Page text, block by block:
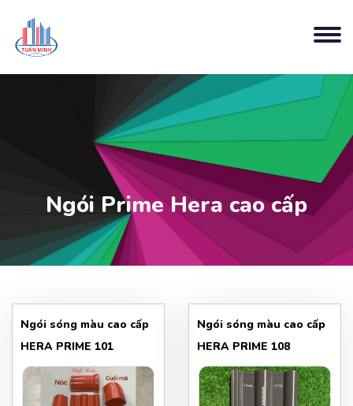
Ngói Prime Hera cao cấp
Ngói sóng màu cao cấp
HERA PRIME 101
Ngói sóng màu cao cấp
HERA PRIME 108